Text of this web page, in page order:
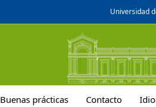
Universidad
Buenas prácticas Contacto